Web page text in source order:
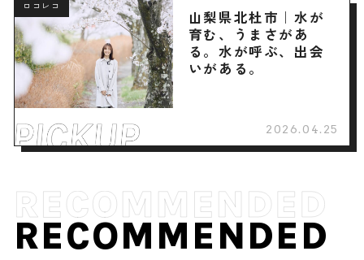
ロコレコ
山梨県北杜市｜水が
育む、うまさがあ
る。水が呼ぶ、出会
いがある。
2026.04.25
RECOMMENDED